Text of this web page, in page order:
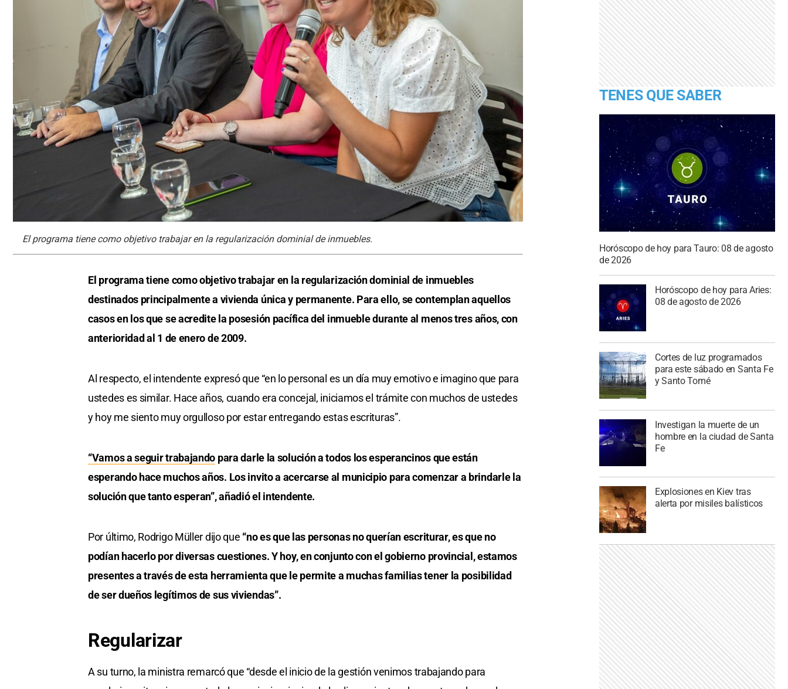
El programa tiene como objetivo trabajar en la regularización dominial de inmuebles.
El programa tiene como objetivo trabajar en la regularización dominial de inmuebles
destinados principalmente a vivienda única y permanente. Para ello, se contemplan aquellos
casos en los que se acredite la posesión pacífica del inmueble durante al menos tres años, con
anterioridad al 1 de enero de 2009.
Al respecto, el intendente expresó que “en lo personal es un día muy emotivo e imagino que para
ustedes es similar. Hace años, cuando era concejal, iniciamos el trámite con muchos de ustedes
y hoy me siento muy orgulloso por estar entregando estas escrituras”.
“Vamos a seguir trabajando para darle la solución a todos los esperancinos que están
esperando hace muchos años. Los invito a acercarse al municipio para comenzar a brindarle la
solución que tanto esperan”, añadió el intendente.
Por último, Rodrigo Müller dijo que “no es que las personas no querían escriturar, es que no
podían hacerlo por diversas cuestiones. Y hoy, en conjunto con el gobierno provincial, estamos
presentes a través de esta herramienta que le permite a muchas familias tener la posibilidad
de ser dueños legítimos de sus viviendas”.
Regularizar
A su turno, la ministra remarcó que “desde el inicio de la gestión venimos trabajando para
TENES QUE SABER
Horóscopo de hoy para Tauro: 08 de agosto
de 2026
Horóscopo de hoy para Aries:
08 de agosto de 2026
Cortes de luz programados
para este sábado en Santa Fe
y Santo Tomé
Investigan la muerte de un
hombre en la ciudad de Santa
Fe
Explosiones en Kiev tras
alerta por misiles balísticos